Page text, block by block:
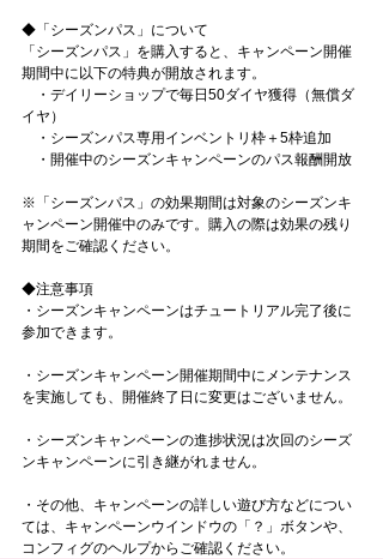
◆「シーズンパス」について
「シーズンパス」を購入すると、キャンペーン開催
期間中に以下の特典が開放されます。
・デイリーショップで毎日50ダイヤ獲得（無償ダ
イヤ）
・シーズンパス専用インベントリ枠＋5枠追加
・開催中のシーズンキャンペーンのパス報酬開放
※「シーズンパス」の効果期間は対象のシーズンキ
ャンペーン開催中のみです。購入の際は効果の残り
期間をご確認ください。
◆注意事項
・シーズンキャンペーンはチュートリアル完了後に
参加できます。
・シーズンキャンペーン開催期間中にメンテナンス
を実施しても、開催終了日に変更はございません。
・シーズンキャンペーンの進捗状況は次回のシーズ
ンキャンペーンに引き継がれません。
・その他、キャンペーンの詳しい遊び方などについ
ては、キャンペーンウインドウの「？」ボタンや、
コンフィグのヘルプからご確認ください。